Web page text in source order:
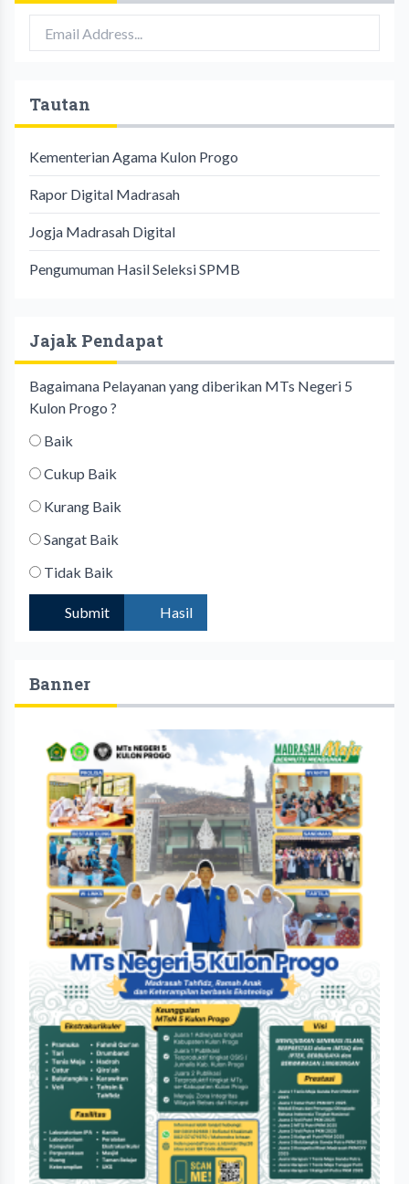
Tautan
Kementerian Agama Kulon Progo
Rapor Digital Madrasah
Jogja Madrasah Digital
Pengumuman Hasil Seleksi SPMB
Jajak Pendapat
Bagaimana Pelayanan yang diberikan MTs Negeri 5
Kulon Progo ?
Baik
Cukup Baik
Kurang Baik
Sangat Baik
Tidak Baik
Submit Hasil
Banner